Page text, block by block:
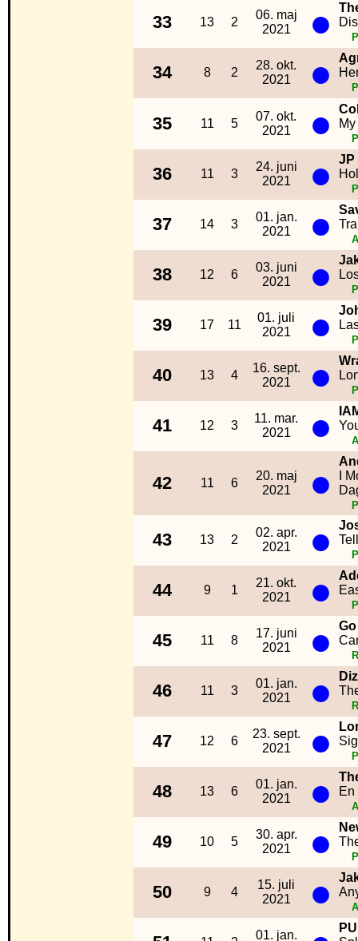
33 13 2
06. maj
2021
●
34 8 2
28. okt.
2021
●
35 11 5
07. okt.
2021
●
36 11 3
24. juni
2021
●
JP
37 14 3
01. jan.
2021
●
38 12 6
03. juni
2021
●
39 17 11
01. juli
2021
●
40 13 4
16. sept.
2021
●
41 12 3
11. mar.
2021
●
42 11 6
20. maj
2021
●
I
43 13 2
02. apr.
2021
●
44 9 1
21. okt.
2021
●
45 11 8
17. juni
2021
●
46 11 3
01. jan.
2021
●
47 12 6
23. sept.
2021
●
48 13 6
01. jan.
2021
●
En
49 10 5
30. apr.
2021
●
50 9 4
15. juli
2021
●
01. jan.